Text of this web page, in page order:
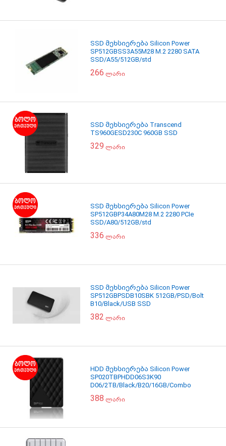
SSD მეხსიერება Silicon Power
SP512GBSS3A55M28 M.2 2280 SATA
SSD/A55/512GB/std
266 ლარი
SSD მეხსიერება Transcend
TS960GESD230C 960GB SSD
329 ლარი
SSD მეხსიერება Silicon Power
SP512GBP34A80M28 M.2 2280 PCIe
SSD/A80/512GB/std
336 ლარი
SSD მეხსიერება Silicon Power
SP512GBPSDB10SBK 512GB/PSD/Bolt
B10/Black/USB SSD
382 ლარი
HDD მეხსიერება Silicon Power
SP020TBPHDD06S3K90
D06/2TB/Black/B20/16GB/Combo
388 ლარი